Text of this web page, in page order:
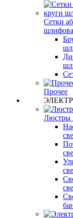
Сетки
Прочее
Люстры